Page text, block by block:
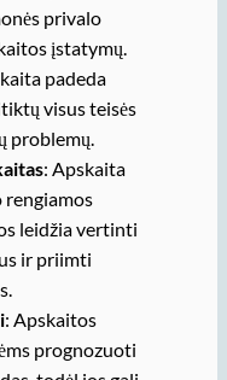
privalo
įstatymų.
padeda
visus teisės
problemų.
: Apskaita
rengiamos
leidžia vertinti
ir priimti
: Apskaitos
prognozuoti